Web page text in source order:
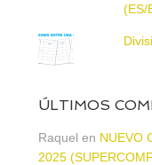
(ES/
ÚLTIMOS
Raquel en NUEVO
2025